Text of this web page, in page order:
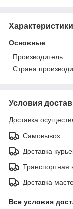
Характеристики
Основные
Производитель
Страна
Условия
Доставка
Самовывоз
Доставка
Транспортная
Доставка
Все условия